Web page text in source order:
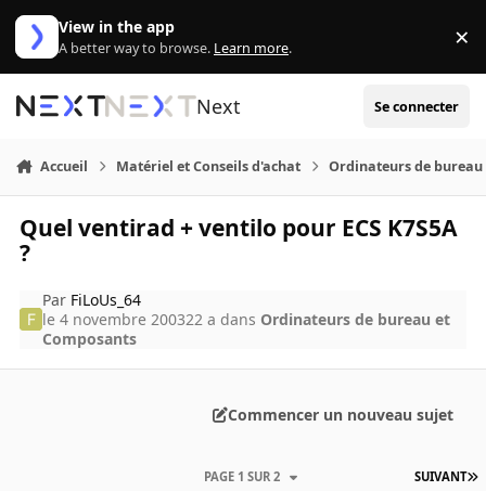
Aller au contenu
View in the app
A better way to browse. Learn more. ×
Next Se connecter
Accueil Matériel et Conseils d'achat Ordinateurs de bureau
Quel ventirad + ventilo pour ECS K7S5A
?
Par FiLoUs_64
le 4 novembre 200322 a dans Ordinateurs de bureau et
Composants
Commencer un nouveau sujet
SUIVANT
PAGE 1 SUR 2